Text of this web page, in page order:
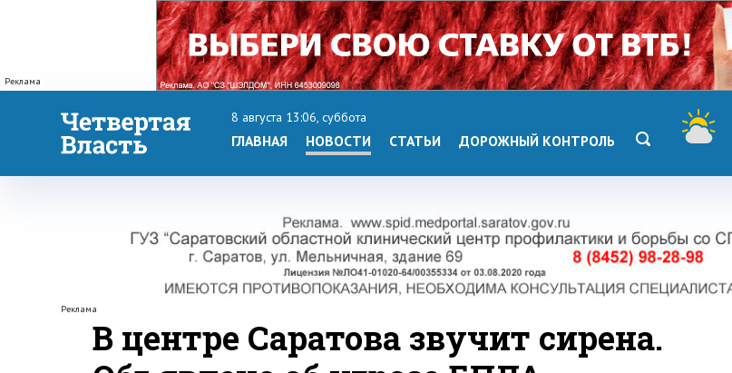
Реклама
8 августа 13:06, суббота
ГЛАВНАЯ НОВОСТИ СТАТЬИ ДОРОЖНЫЙ КОНТРОЛЬ
Реклама
В центре Саратова звучит сирена.